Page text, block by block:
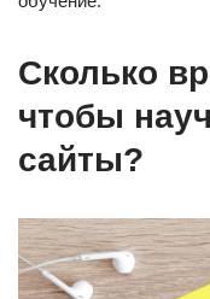
Сколько
чтобы
сайты?